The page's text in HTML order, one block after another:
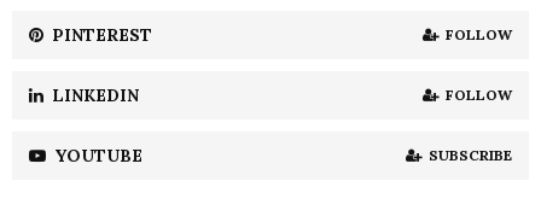
PINTEREST FOLLOW
LINKEDIN FOLLOW
YOUTUBE SUBSCRIBE